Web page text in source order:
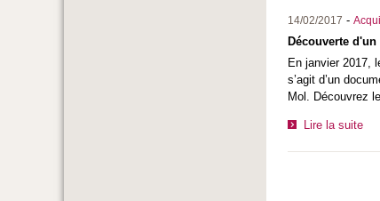
14/02/2017 -
Découverte
En janvier 2017,
s’agit d’un
Mol. Découvrez
Lire la suite